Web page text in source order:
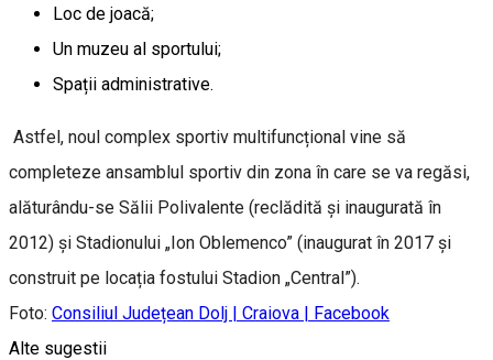
Loc de joacă;
Un muzeu al sportului;
Spații administrative.
Astfel, noul complex sportiv multifuncțional vine să
completeze ansamblul sportiv din zona în care se va regăsi,
alăturându-se Sălii Polivalente (reclădită și inaugurată în
2012) și Stadionului „Ion Oblemenco” (inaugurat în 2017 și
construit pe locația fostului Stadion „Central”).
Foto: Consiliul Județean Dolj | Craiova | Facebook
Alte sugestii